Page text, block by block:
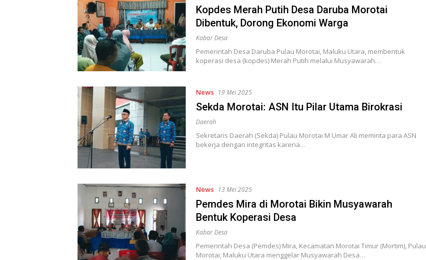
Kopdes Merah Putih Desa Daruba Morotai
Dibentuk, Dorong Ekonomi Warga
Kabar Desa
Pemerintah Desa Daruba Pulau Morotai, Maluku Utara, membentuk
koperasi desa (kopdes) Merah Putih melalui Musyawarah…
News 19 Mei 2025
Sekda Morotai: ASN Itu Pilar Utama Birokrasi
Daerah
Sekretaris Daerah (Sekda) Pulau Morotai M Umar Ali meminta para ASN
bekerja dengan integritas karena…
News 13 Mei 2025
Pemdes Mira di Morotai Bikin Musyawarah
Bentuk Koperasi Desa
Kabar Desa
Pemerintah Desa (Pemdes) Mira, Kecamatan Morotai Timur (Mortim), Pulau
Morotai, Maluku Utara menggelar Musyawarah Desa…